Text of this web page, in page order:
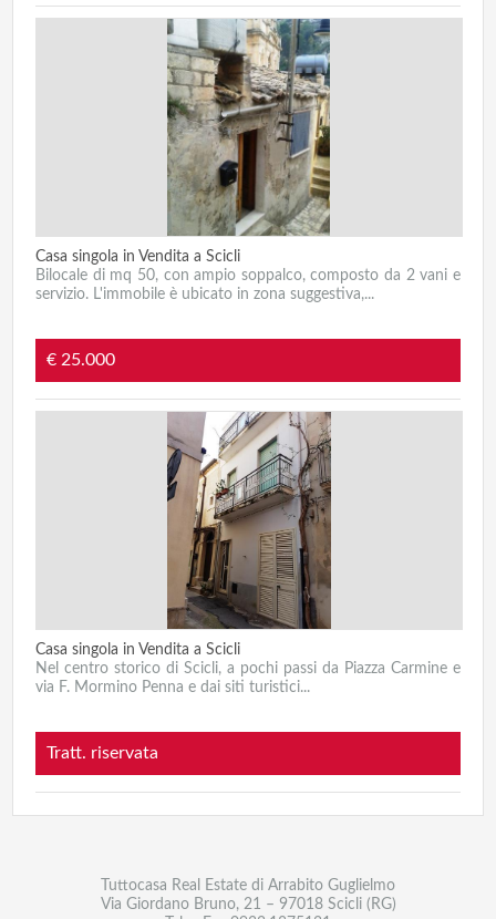
Casa singola in Vendita a Scicli
Bilocale di mq 50, con ampio soppalco, composto da 2 vani e
servizio. L'immobile è ubicato in zona suggestiva,...
€ 25.000
Casa singola in Vendita a Scicli
Nel centro storico di Scicli, a pochi passi da Piazza Carmine e
via F. Mormino Penna e dai siti turistici...
Tratt. riservata
Tuttocasa Real Estate di Arrabito Guglielmo
Via Giordano Bruno, 21 – 97018 Scicli (RG)